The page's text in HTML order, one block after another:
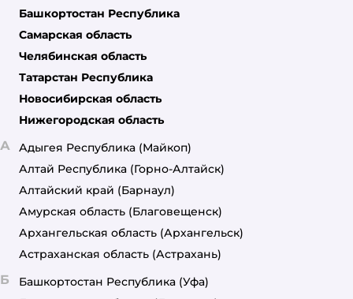
Башкортостан Республика
Самарская область
Челябинская область
Татарстан Республика
Новосибирская область
Нижегородская область
А Адыгея Республика (Майкоп)
Алтай Республика (Горно-Алтайск)
Алтайский край (Барнаул)
Амурская область (Благовещенск)
Архангельская область (Архангельск)
Астраханская область (Астрахань)
Б Башкортостан Республика (Уфа)